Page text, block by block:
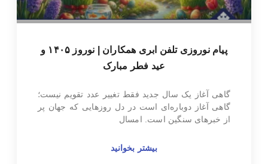
پیام نوروزی تلفن ابری همکاران | نوروز ۱۴۰۵ و
عید فطر مبارک
گاهی آغاز یک سال جدید فقط تغییر عدد تقویم نیست؛
گاهی آغاز دوباره‌ای است در دل روزهایی که جهان پر
از خبرهای سنگین است. امسال
بیشتر بخوانید